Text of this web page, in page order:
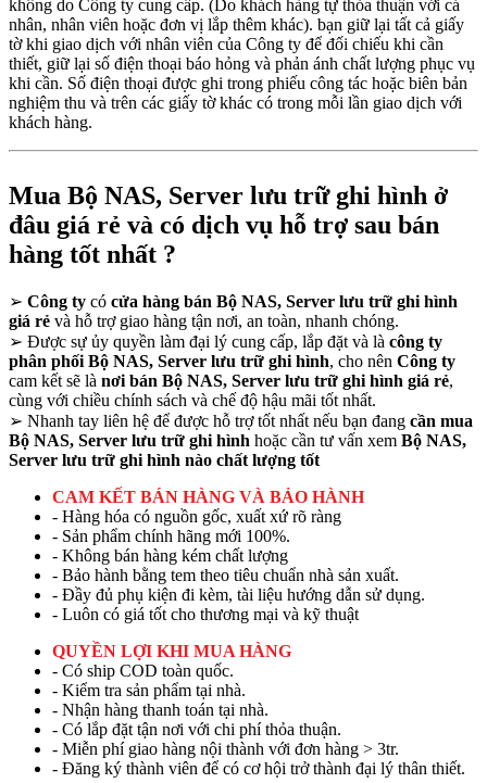
không do Công ty cung cấp. (Do khách hàng tự thỏa thuận với cá
nhân, nhân viên hoặc đơn vị lắp thêm khác). bạn giữ lại tất cả giấy
tờ khi giao dịch với nhân viên của Công ty để đối chiếu khi cần
thiết, giữ lại số điện thoại báo hỏng và phản ánh chất lượng phục vụ
khi cần. Số điện thoại được ghi trong phiếu công tác hoặc biên bản
nghiệm thu và trên các giấy tờ khác có trong mỗi lần giao dịch với
khách hàng.
Mua Bộ NAS, Server lưu trữ ghi hình ở
đâu giá rẻ và có dịch vụ hỗ trợ sau bán
hàng tốt nhất ?
➢ Công ty có cửa hàng bán Bộ NAS, Server lưu trữ ghi hình
giá rẻ và hỗ trợ giao hàng tận nơi, an toàn, nhanh chóng.
➢ Được sự ủy quyền làm đại lý cung cấp, lắp đặt và là công ty
phân phối Bộ NAS, Server lưu trữ ghi hình, cho nên Công ty
cam kết sẽ là nơi bán Bộ NAS, Server lưu trữ ghi hình giá rẻ,
cùng với chiều chính sách và chế độ hậu mãi tốt nhất.
➢ Nhanh tay liên hệ để được hỗ trợ tốt nhất nếu bạn đang cần mua
Bộ NAS, Server lưu trữ ghi hình hoặc cần tư vấn xem Bộ NAS,
Server lưu trữ ghi hình nào chất lượng tốt
CAM KẾT BÁN HÀNG VÀ BẢO HÀNH
- Hàng hóa có nguồn gốc, xuất xứ rõ ràng
- Sản phẩm chính hãng mới 100%.
- Không bán hàng kém chất lượng
- Bảo hành bằng tem theo tiêu chuẩn nhà sản xuất.
- Đầy đủ phụ kiện đi kèm, tài liệu hướng dẫn sử dụng.
- Luôn có giá tốt cho thương mại và kỹ thuật
QUYỀN LỢI KHI MUA HÀNG
- Có ship COD toàn quốc.
- Kiểm tra sản phẩm tại nhà.
- Nhận hàng thanh toán tại nhà.
- Có lắp đặt tận nơi với chi phí thỏa thuận.
- Miễn phí giao hàng nội thành với đơn hàng > 3tr.
- Đăng ký thành viên để có cơ hội trở thành đại lý thân thiết.